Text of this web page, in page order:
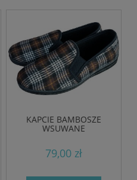
KAPCIE BAMBOSZE
WSUWANE
79,00 zł